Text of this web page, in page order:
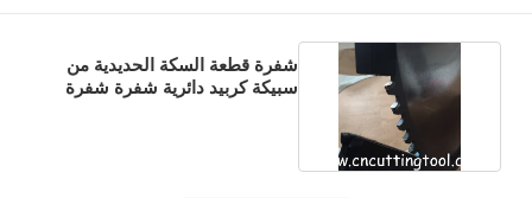
شفرة قطعة السكة الحديدية من
سبيكة كربيد دائرية شفرة شفرة